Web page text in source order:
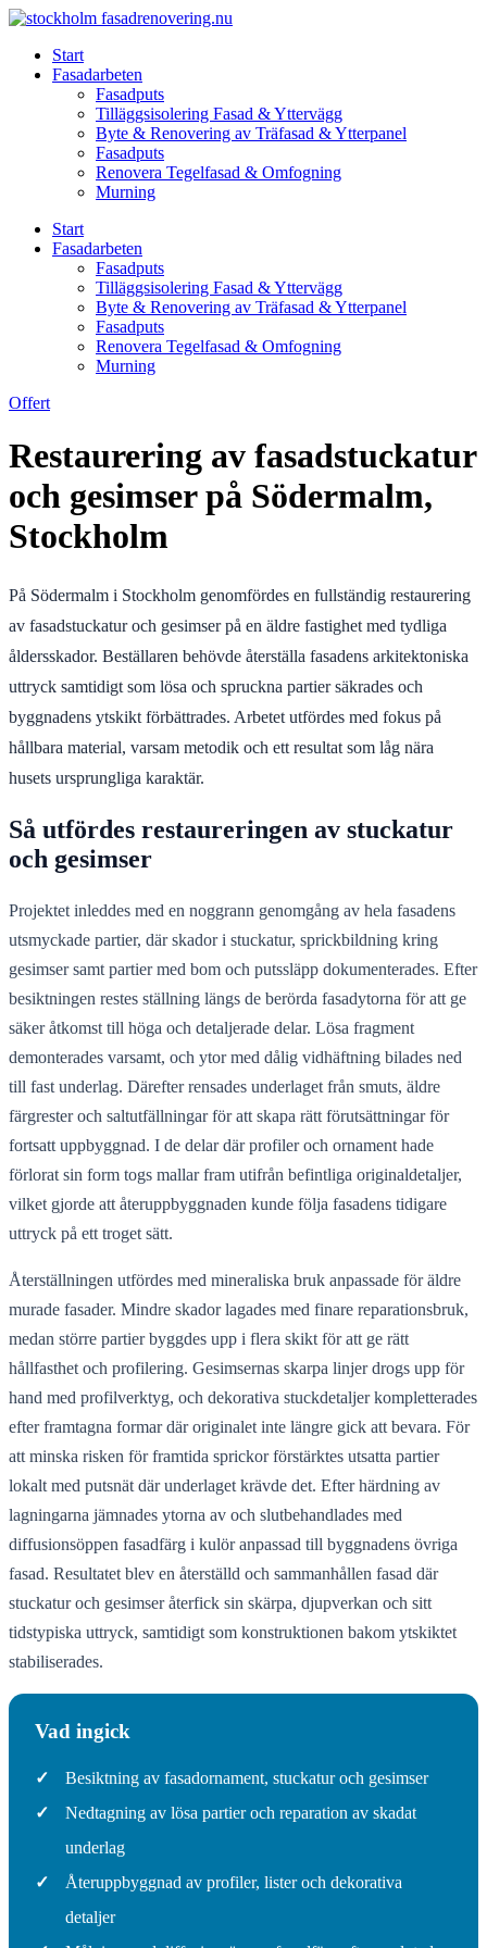
Skip
contentStart
Fasadarbeten
Fasadputs
Tilläggsisolering Fasad & Yttervägg
Byte & Renovering av Träfasad & Ytterpanel
Fasadputs
Renovera Tegelfasad & Omfogning
Murning
Start
Fasadarbeten
Fasadputs
Tilläggsisolering Fasad & Yttervägg
Byte & Renovering av Träfasad & Ytterpanel
Fasadputs
Renovera Tegelfasad & Omfogning
Murning
Offert
Restaurering av fasadstuckatur
och gesimser på Södermalm,
Stockholm
På Södermalm i Stockholm genomfördes en fullständig restaurering
av fasadstuckatur och gesimser på en äldre fastighet med tydliga
åldersskador. Beställaren behövde återställa fasadens arkitektoniska
uttryck samtidigt som lösa och spruckna partier säkrades och
byggnadens ytskikt förbättrades. Arbetet utfördes med fokus på
hållbara material, varsam metodik och ett resultat som låg nära
husets ursprungliga karaktär.
Så utfördes restaureringen av stuckatur
och gesimser
Projektet inleddes med en noggrann genomgång av hela fasadens
utsmyckade partier, där skador i stuckatur, sprickbildning kring
gesimser samt partier med bom och putssläpp dokumenterades. Efter
besiktningen restes ställning längs de berörda fasadytorna för att ge
säker åtkomst till höga och detaljerade delar. Lösa fragment
demonterades varsamt, och ytor med dålig vidhäftning bilades ned
till fast underlag. Därefter rensades underlaget från smuts, äldre
färgrester och saltutfällningar för att skapa rätt förutsättningar för
fortsatt uppbyggnad. I de delar där profiler och ornament hade
förlorat sin form togs mallar fram utifrån befintliga originaldetaljer,
vilket gjorde att återuppbyggnaden kunde följa fasadens tidigare
uttryck på ett troget sätt.
Återställningen utfördes med mineraliska bruk anpassade för äldre
murade fasader. Mindre skador lagades med finare reparationsbruk,
medan större partier byggdes upp i flera skikt för att ge rätt
hållfasthet och profilering. Gesimsernas skarpa linjer drogs upp för
hand med profilverktyg, och dekorativa stuckdetaljer kompletterades
efter framtagna formar där originalet inte längre gick att bevara. För
att minska risken för framtida sprickor förstärktes utsatta partier
lokalt med putsnät där underlaget krävde det. Efter härdning av
lagningarna jämnades ytorna av och slutbehandlades med
diffusionsöppen fasadfärg i kulör anpassad till byggnadens övriga
fasad. Resultatet blev en återställd och sammanhållen fasad där
stuckatur och gesimser återfick sin skärpa, djupverkan och sitt
tidstypiska uttryck, samtidigt som konstruktionen bakom ytskiktet
stabiliserades.
Vad ingick
✓
Besiktning av fasadornament, stuckatur och gesimser
✓
Nedtagning av lösa partier och reparation av skadat
underlag
✓
Återuppbyggnad av profiler, lister och dekorativa
detaljer